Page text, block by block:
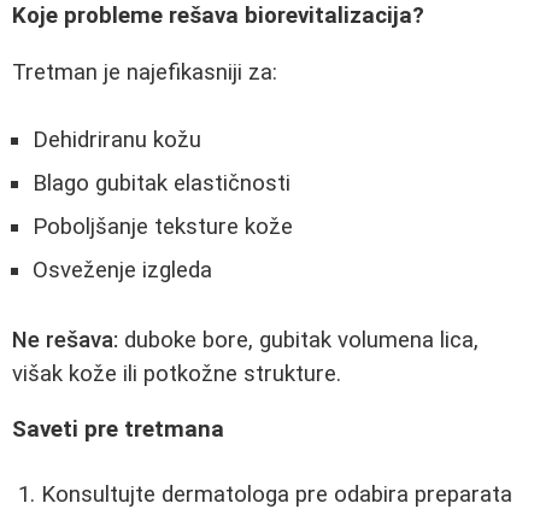
Koje probleme rešava biorevitalizacija?
Tretman je najefikasniji za:
Dehidriranu kožu
Blago gubitak elastičnosti
Poboljšanje teksture kože
Osveženje izgleda
Ne rešava: duboke bore, gubitak volumena lica,
višak kože ili potkožne strukture.
Saveti pre tretmana
Konsultujte dermatologa pre odabira preparata